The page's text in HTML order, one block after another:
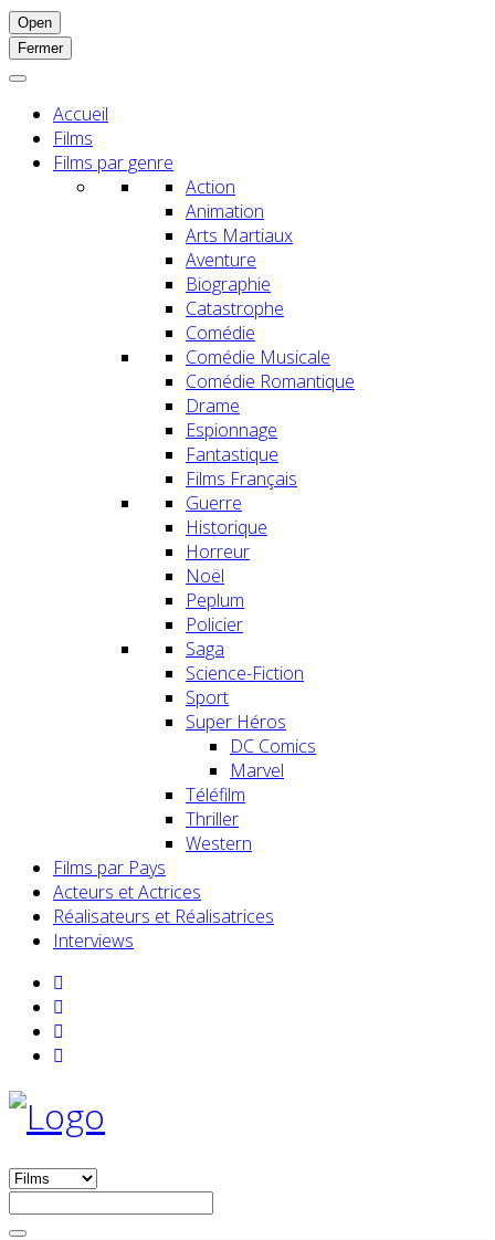
Open
Fermer
Accueil
Films
Films par genre
Action
Animation
Arts Martiaux
Aventure
Biographie
Catastrophe
Comédie
Comédie Musicale
Comédie Romantique
Drame
Espionnage
Fantastique
Films Français
Guerre
Historique
Horreur
Noël
Peplum
Policier
Saga
Science-Fiction
Sport
Super Héros
DC Comics
Marvel
Téléfilm
Thriller
Western
Films par Pays
Acteurs et Actrices
Réalisateurs et Réalisatrices
Interviews